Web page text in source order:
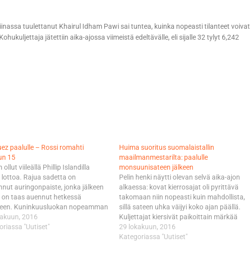
tuulettanut Khairul Idham Pawi sai tuntea, kuinka nopeasti tilanteet voivat
jätettiin aika-ajossa viimeistä edeltävälle, eli sijalle 32 tylyt 6,242
paalulle – Rossi romahti
15
ollut viileällä Phillip Islandilla
Rajua sadetta on
auringonpaiste, jonka jälkeen
taas auennut hetkessä
Kuninkuusluokan nopeamman
aika-ajossa sateen uhka oli koko
mutta sähäkkä 15 minuutin
2016
"Uutiset"
Huima suoritus suomalaistallin
maailmanmestarilta: paalulle
monsuunisateen jälkeen
Pelin henki näytti olevan selvä aika-ajon
alkaessa: kovat kierrosajat oli pyrittävä
takomaan niin nopeasti kuin mahdollista,
sillä sateen uhka väijyi koko ajan päällä.
Kuljettajat kiersivät paikoittain märkää
rataa sadekelin renkailla muutamaa
slickseillä ja isolla riskillä kurvaillutta
29 lokakuun, 2016
Kategoriassa "Uutiset"